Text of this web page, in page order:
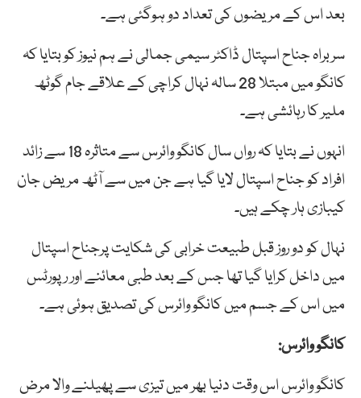
بعد اس کے مریضوں کی تعداد دو ہوگئی ہے۔
سربراہ جناح اسپتال ڈاکٹر سیمی جمالی نے ہم نیوز کو بتایا کہ
کانگو میں مبتلا 28 سالہ نہال کراچی کے علاقے جام گوٹھ
ملیر کا رہائشی ہے۔
انہوں نے بتایا کہ رواں سال کانگو وائرس سے متاثرہ 18 سے زائد
افراد کو جناح اسپتال لایا گیا ہے جن میں سے آٹھ مریض جان
کیبازی ہار چکے ہیں۔
نہال کو دو روز قبل طبیعت خرابی کی شکایت پرجناح اسپتال
میں داخل کرایا گیا تھا جس کے بعد طبی معائنے اور رپورٹس
میں اس کے جسم میں کانگو وائرس کی تصدیق ہوئی ہے۔
کانگو وائرس:
کانگو وائرس اس وقت دنیا بھر میں تیزی سے پھیلنے والا مرض